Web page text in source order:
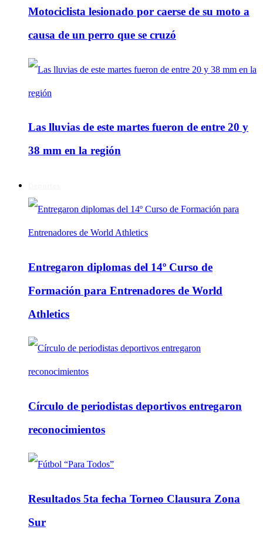
Motociclista lesionado por caerse de su moto a
causa de un perro que se cruzó
Las lluvias de este martes fueron de entre 20 y
38 mm en la región
Entregaron diplomas del 14º Curso de
Formación para Entrenadores de World
Athletics
Círculo de periodistas deportivos entregaron
reconocimientos
Resultados 5ta fecha Torneo Clausura Zona
Sur